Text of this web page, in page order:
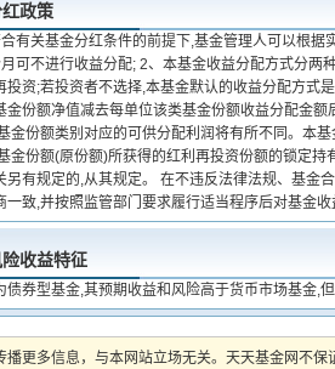
政策
有关基金分红条件的前提下,基金管理人可以根
可不进行收益分配; 2、本基金收益分配方式分两
投资;若投资者不选择,本基金默认的收益分配方式
金份额净值减去每单位该类基金份额收益分配金
金份额类别对应的可供分配利润将有所不同。本
金份额(原份额)所获得的红利再投资份额的锁定
另有规定的,从其规定。 在不违反法律法规、基金
一致,并按照监管部门要求履行适当程序后对基金
险收益特征
债券型基金,其预期收益和风险高于货币市场基金,
更多信息，与本网站立场无关。天天基金网不